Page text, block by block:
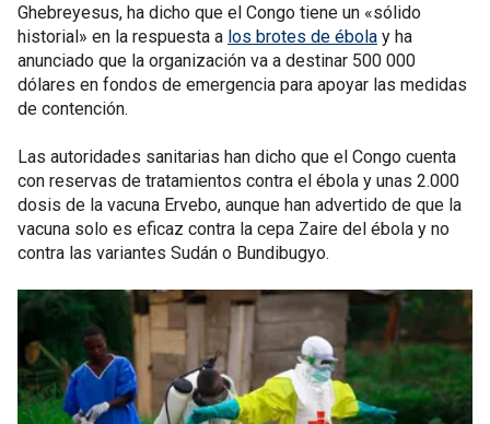
Ghebreyesus, ha dicho que el Congo tiene un «sólido
historial» en la respuesta a los brotes de ébola y ha
anunciado que la organización va a destinar 500 000
dólares en fondos de emergencia para apoyar las medidas
de contención.
Las autoridades sanitarias han dicho que el Congo cuenta
con reservas de tratamientos contra el ébola y unas 2.000
dosis de la vacuna Ervebo, aunque han advertido de que la
vacuna solo es eficaz contra la cepa Zaire del ébola y no
contra las variantes Sudán o Bundibugyo.